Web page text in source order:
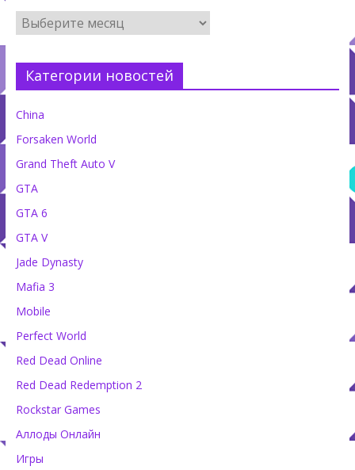
Категории новостей
China
Forsaken World
Grand Theft Auto V
GTA
GTA 6
GTA V
Jade Dynasty
Mafia 3
Mobile
Perfect World
Red Dead Online
Red Dead Redemption 2
Rockstar Games
Аллоды Онлайн
Игры